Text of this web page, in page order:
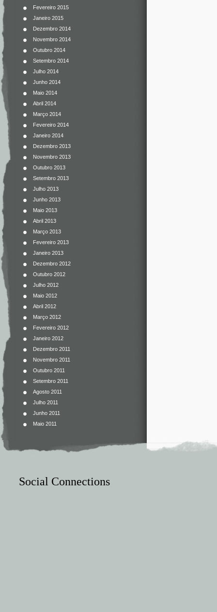
Fevereiro 2015
Janeiro 2015
Dezembro 2014
Novembro 2014
Outubro 2014
Setembro 2014
Julho 2014
Junho 2014
Maio 2014
Abril 2014
Março 2014
Fevereiro 2014
Janeiro 2014
Dezembro 2013
Novembro 2013
Outubro 2013
Setembro 2013
Julho 2013
Junho 2013
Maio 2013
Abril 2013
Março 2013
Fevereiro 2013
Janeiro 2013
Dezembro 2012
Outubro 2012
Julho 2012
Maio 2012
Abril 2012
Março 2012
Fevereiro 2012
Janeiro 2012
Dezembro 2011
Novembro 2011
Outubro 2011
Setembro 2011
Agosto 2011
Julho 2011
Junho 2011
Maio 2011
Social Connections